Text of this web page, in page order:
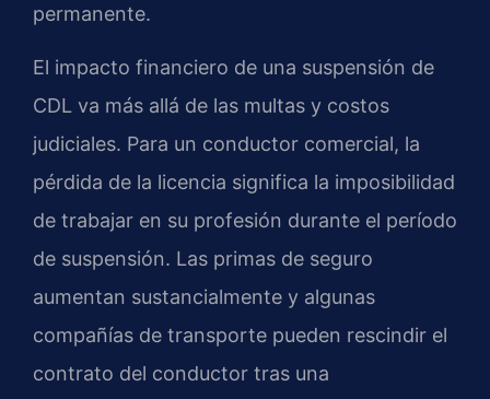
permanente.
El impacto financiero de una suspensión de
CDL va más allá de las multas y costos
judiciales. Para un conductor comercial, la
pérdida de la licencia significa la imposibilidad
de trabajar en su profesión durante el período
de suspensión. Las primas de seguro
aumentan sustancialmente y algunas
compañías de transporte pueden rescindir el
contrato del conductor tras una